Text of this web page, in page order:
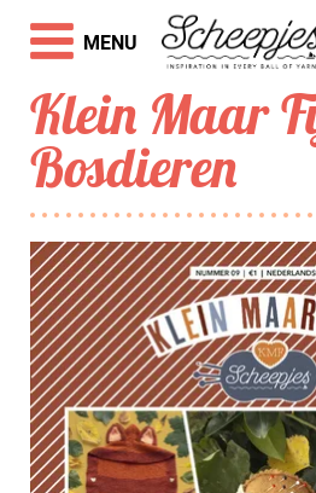
Klein Maar
Bosdieren
MENU